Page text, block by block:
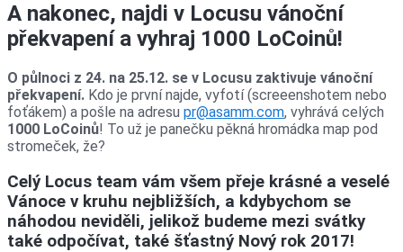
A nakonec, najdi v Locusu vánoční
překvapení a vyhraj 1000 LoCoinů!
O půlnoci z 24. na 25.12. se v Locusu zaktivuje vánoční
překvapení. Kdo je první najde, vyfotí (screeenshotem nebo
foťákem) a pošle na adresu pr@asamm.com, vyhrává celých
1000 LoCoinů! To už je panečku pěkná hromádka map pod
stromeček, že?
Celý Locus team vám všem přeje krásné a veselé
Vánoce v kruhu nejbližších, a kdybychom se
náhodou neviděli, jelikož budeme mezi svátky
také odpočívat, také šťastný Nový rok 2017!